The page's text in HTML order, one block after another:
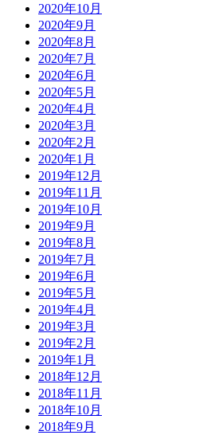
2020年10月
2020年9月
2020年8月
2020年7月
2020年6月
2020年5月
2020年4月
2020年3月
2020年2月
2020年1月
2019年12月
2019年11月
2019年10月
2019年9月
2019年8月
2019年7月
2019年6月
2019年5月
2019年4月
2019年3月
2019年2月
2019年1月
2018年12月
2018年11月
2018年10月
2018年9月